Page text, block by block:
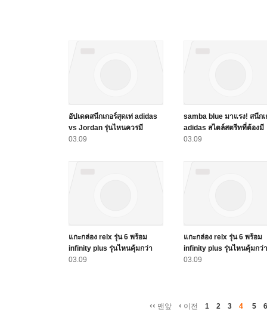
อัปเดตสนีกเกอร์สุดเท่ adidas
vs Jordan รุ่นไหนควรมี
03.09
samba blue มาแรง! สนีกเ
adidas สไตล์สตรีทที่ต้องมี
03.09
แกะกล่อง relx รุ่น 6 พร้อม
infinity plus รุ่นไหนคุ้มกว่า
03.09
แกะกล่อง relx รุ่น 6 พร้อม
infinity plus รุ่นไหนคุ้มกว่า
03.09
‹‹ 맨앞 ‹ 이전 1 2 3 4 5 6